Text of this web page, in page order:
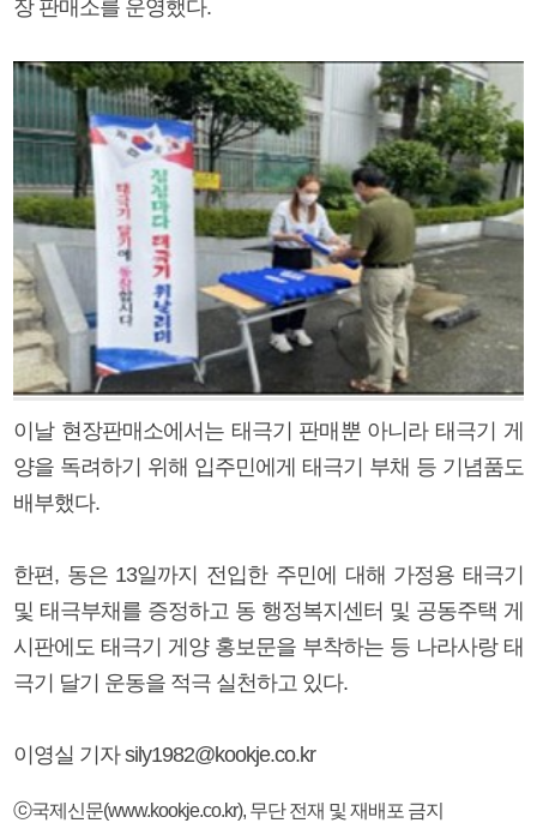
장 판매소를 운영했다.
이날 현장판매소에서는 태극기 판매뿐 아니라 태극기 게
양을 독려하기 위해 입주민에게 태극기 부채 등 기념품도
배부했다.
한편, 동은 13일까지 전입한 주민에 대해 가정용 태극기
및 태극부채를 증정하고 동 행정복지센터 및 공동주택 게
시판에도 태극기 게양 홍보문을 부착하는 등 나라사랑 태
극기 달기 운동을 적극 실천하고 있다.
이영실 기자 sily1982@kookje.co.kr
ⓒ국제신문(www.kookje.co.kr), 무단 전재 및 재배포 금지